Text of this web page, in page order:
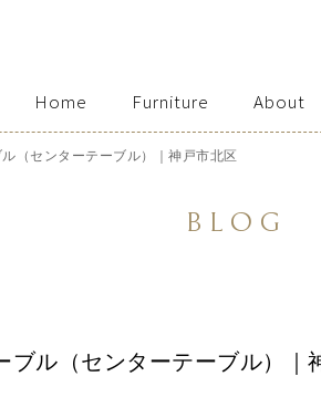
Home Furniture About
Access / Contact
（センターテーブル）｜神戸市北区
BLOG
ル（センターテーブル）｜